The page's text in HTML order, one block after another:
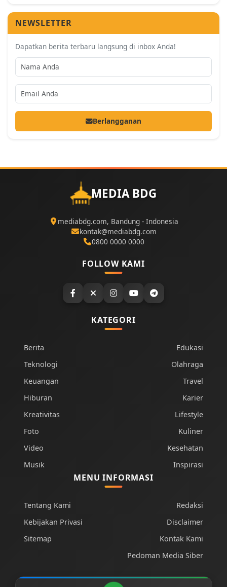
NEWSLETTER
Dapatkan berita terbaru langsung di inbox Anda!
Berlangganan
MEDIA BDG
mediabdg.com, Bandung - Indonesia
kontak@mediabdg.com
0800 0000 0000
FOLLOW KAMI
KATEGORI
Berita
Teknologi
Keuangan
Hiburan
Kreativitas
Foto
Video
Musik
Edukasi
Olahraga
Travel
Karier
Lifestyle
Kuliner
Kesehatan
Inspirasi
MENU INFORMASI
Tentang Kami
Kebijakan Privasi
Sitemap
Redaksi
Disclaimer
Kontak Kami
Pedoman Media Siber